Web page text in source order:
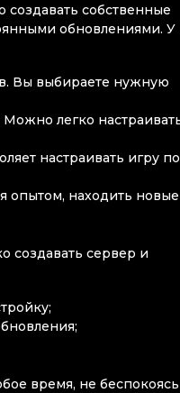
собственные
обновлениями. У
Вы выбираете нужную
легко
настраивать игру по
опытом, находить новые
создавать сервер и
время, не